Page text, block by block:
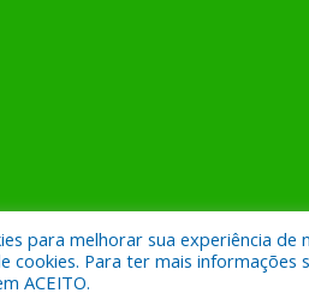
os direitos reservados a Prefeitura
para melhorar sua experiência
cookies. Para ter mais informações
ACEITO.